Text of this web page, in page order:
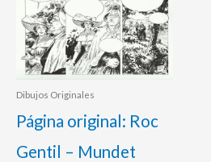
Dibujos Originales
Página original: Roc
Gentil – Mundet